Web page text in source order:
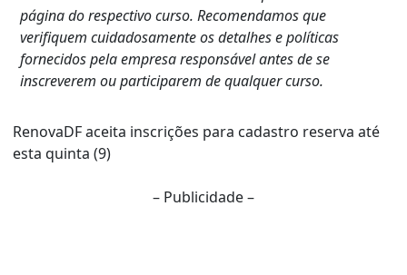
página do respectivo curso. Recomendamos que
verifiquem cuidadosamente os detalhes e políticas
fornecidos pela empresa responsável antes de se
inscreverem ou participarem de qualquer curso.
RenovaDF aceita inscrições para cadastro reserva até
esta quinta (9)
– Publicidade –